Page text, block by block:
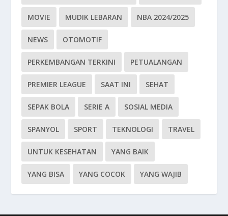
MOVIE MUDIK LEBARAN NBA 2024/2025
NEWS OTOMOTIF
PERKEMBANGAN TERKINI PETUALANGAN
PREMIER LEAGUE SAAT INI SEHAT
SEPAK BOLA SERIE A SOSIAL MEDIA
SPANYOL SPORT TEKNOLOGI TRAVEL
UNTUK KESEHATAN YANG BAIK
YANG BISA YANG COCOK YANG WAJIB